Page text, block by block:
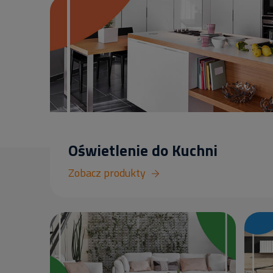
Oświetlenie do Kuchni
Zobacz produkty